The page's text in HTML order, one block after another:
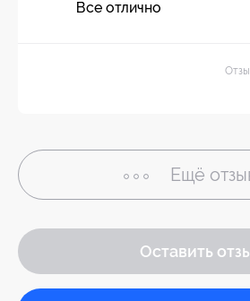
Все отлично
Ещё
Оставить